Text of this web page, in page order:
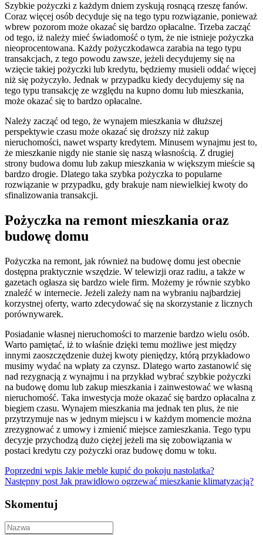
Szybkie pożyczki z każdym dniem zyskują rosnącą rzeszę fanów.
Coraz więcej osób decyduje się na tego typu rozwiązanie, ponieważ
wbrew pozorom może okazać się bardzo opłacalne. Trzeba zacząć
od tego, iż należy mieć świadomość o tym, że nie istnieje pożyczka
nieoprocentowana. Każdy pożyczkodawca zarabia na tego typu
transakcjach, z tego powodu zawsze, jeżeli decydujemy się na
wzięcie takiej pożyczki lub kredytu, będziemy musieli oddać więcej
niż się pożyczyło. Jednak w przypadku kiedy decydujemy się na
tego typu transakcję ze względu na kupno domu lub mieszkania,
może okazać się to bardzo opłacalne.
Należy zacząć od tego, że wynajem mieszkania w dłuższej
perspektywie czasu może okazać się droższy niż zakup
nieruchomości, nawet wsparty kredytem. Minusem wynajmu jest to,
że mieszkanie nigdy nie stanie się naszą własnością. Z drugiej
strony budowa domu lub zakup mieszkania w większym mieście są
bardzo drogie. Dlatego taka szybka pożyczka to popularne
rozwiązanie w przypadku, gdy brakuje nam niewielkiej kwoty do
sfinalizowania transakcji.
Pożyczka na remont mieszkania oraz
budowę domu
Pożyczka na remont, jak również na budowę domu jest obecnie
dostępna praktycznie wszędzie. W telewizji oraz radiu, a także w
gazetach ogłasza się bardzo wiele firm. Możemy je równie szybko
znaleźć w internecie. Jeżeli zależy nam na wybraniu najbardziej
korzystnej oferty, warto zdecydować się na skorzystanie z licznych
porównywarek.
Posiadanie własnej nieruchomości to marzenie bardzo wielu osób.
Warto pamiętać, iż to właśnie dzięki temu możliwe jest między
innymi zaoszczędzenie dużej kwoty pieniędzy, którą przykładowo
musimy wydać na wpłaty za czynsz. Dlatego warto zastanowić się
nad rezygnacją z wynajmu i na przykład wybrać szybkie pożyczki
na budowę domu lub zakup mieszkania i zainwestować we własną
nieruchomość. Taka inwestycja może okazać się bardzo opłacalna z
biegiem czasu. Wynajem mieszkania ma jednak ten plus, że nie
przytrzymuje nas w jednym miejscu i w każdym momencie można
zrezygnować z umowy i zmienić miejsce zamieszkania. Tego typu
decyzje przychodzą dużo ciężej jeżeli ma się zobowiązania w
postaci kredytu czy pożyczki oraz budowę domu w toku.
Poprzedni wpis Jakie meble kupić do pokoju nastolatka?
Następny post Jak prawidłowo ogrzewać mieszkanie klimatyzacją?
Skomentuj